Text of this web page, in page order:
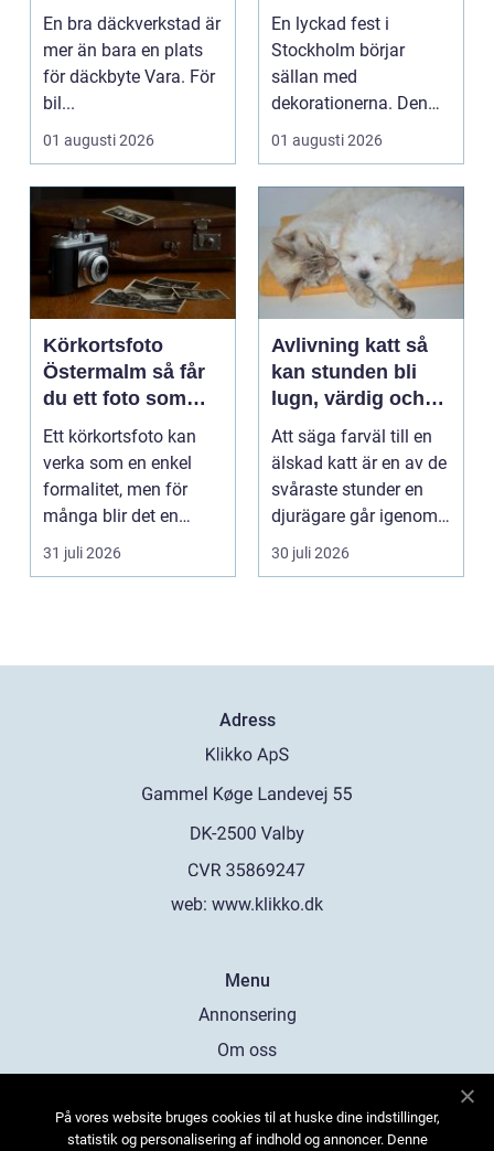
säker körning året
runt
En bra däckverkstad är
mer än bara en plats
för däckbyte Vara. För
bil...
01 augusti 2026
till ditt evenemang
En lyckad fest i
Stockholm börjar
sällan med
dekorationerna. Den
börjar i köket....
01 augusti 2026
Körkortsfoto
Östermalm så får
du ett foto som
alltid blir godkänt
Ett körkortsfoto kan
verka som en enkel
formalitet, men för
många blir det en
oväntad källa till str...
31 juli 2026
Avlivning katt så
kan stunden bli
lugn, värdig och
trygg
Att säga farväl till en
älskad katt är en av de
svåraste stunder en
djurägare går igenom.
Beslutet o...
30 juli 2026
Adress
web: www.klikko.dk
Menu
Annonsering
Om oss
Kontakta oss
På vores website bruges cookies til at huske dine indstillinger,
statistik og personalisering af indhold og annoncer. Denne